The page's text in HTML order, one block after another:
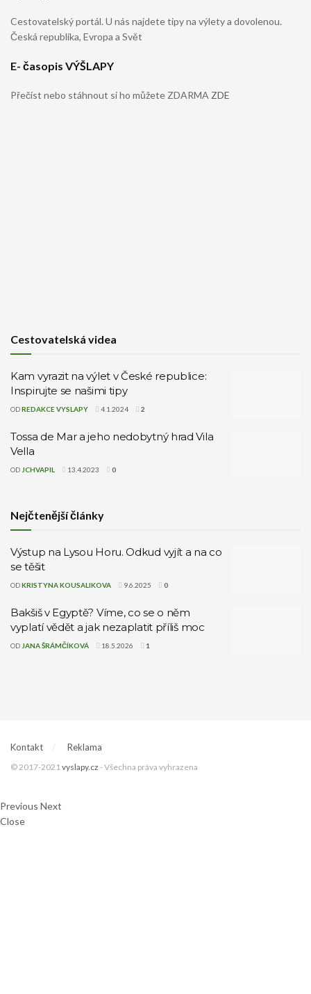
Cestovatelský portál. U nás najdete tipy na výlety a dovolenou.
Česká republika, Evropa a Svět
E- časopis VÝŠLAPY
Přečíst nebo stáhnout si ho můžete ZDARMA ZDE
Cestovatelská videa
Kam vyrazit na výlet v České republice:
Inspirujte se našimi tipy
ODREDAKCE VYSLAPY 4.1.2024 2
Tossa de Mar a jeho nedobytný hrad Vila
Vella
OD JCHVAPIL 13.4.2023 0
Nejčtenější články
Výstup na Lysou Horu. Odkud vyjít a na co
se těšit
ODKRISTYNA KOUSALIKOVA 9.6.2025 0
Bakšiš v Egyptě? Víme, co se o něm
vyplatí vědět a jak nezaplatit příliš moc
OD JANA ŠRÁMČÍKOVÁ 18.5.2026 1
Kontakt Reklama
© 2017-2021vyslapy.cz - Všechna práva vyhrazena
Previous Next
Close